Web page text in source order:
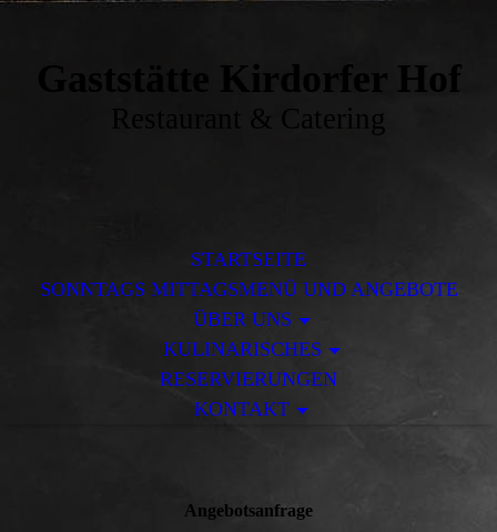
Gaststätte Kirdorfer Hof
Restaurant & Catering
STARTSEITE
SONNTAGS MITTAGSMENÜ UND ANGEBOTE
ÜBER UNS
KULINARISCHES
RESERVIERUNGEN
KONTAKT
Angebotsanfrage